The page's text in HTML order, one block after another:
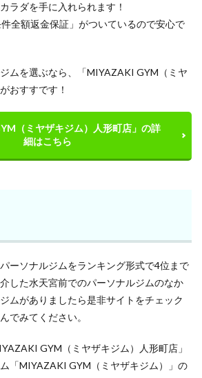
ラダを手に入れられます！
全額返金保証」がついているので安心で
ムを選ぶなら、「MIYAZAKI GYM（ミヤ
おすすです！
（ミヤザキジム）人形町店」の詳
細はこちら
ーソナルジムをランキング形式で4位まで
した水天宮前でのパーソナルジムのなか
ムがありましたら是非サイトをチェック
でみてください。
GYM（ミヤザキジム）人形町店」
「MIYAZAKI GYM（ミヤザキジム）」の